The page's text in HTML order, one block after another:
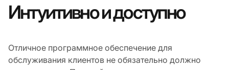
Интуитивно и доступно
Отличное программное обеспечение для
обслуживания клиентов не обязательно должно